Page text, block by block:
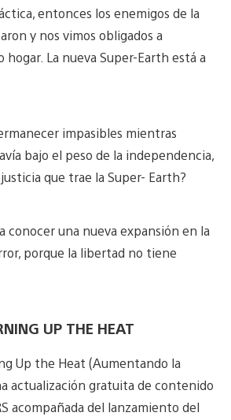
entonces los enemigos de la
y nos vimos obligados a
La nueva Super-Earth está a
impasibles mientras
bajo el peso de la independencia,
que trae la Super- Earth?
conocer una nueva expansión en la
porque la libertad no tiene
UP THE HEAT
Up the Heat (Aumentando la
actualización gratuita de contenido
acompañada del lanzamiento del